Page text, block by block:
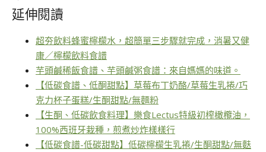
延伸閱讀
超夯飲料蜂蜜檸檬水，超簡單三步驟就完成，消暑又健
康／檸檬飲料食譜
芋頭鹹稀飯食譜、芋頭鹹粥食譜：來自媽媽的味道。
【低碳食譜、低酮甜點】草莓布丁奶酪/草莓生乳捲/巧
克力杯子蛋糕/生酮甜點/無麵粉
【生酮、低碳飲食料理】樂食Lectus特級初榨橄欖油，
100%西班牙栽種，煎煮炒炸樣樣行
【低碳食譜-低碳甜點】低碳檸檬生乳捲/生酮甜點/無麩